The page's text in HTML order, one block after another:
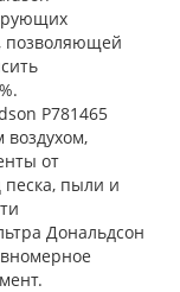
позволяющей
P781465
воздухом,
от
песка, пыли и
Дональдсон